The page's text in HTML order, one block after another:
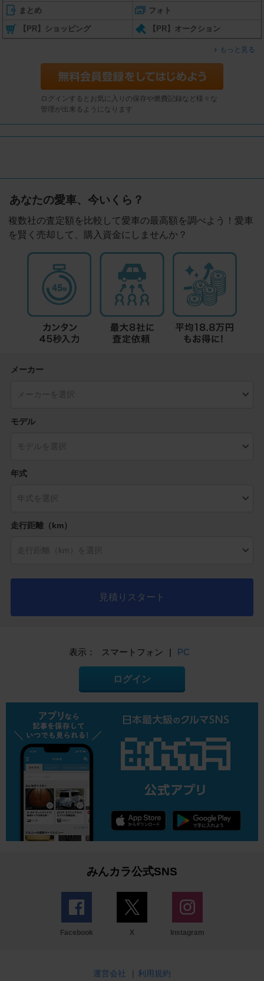
まとめ フォト
【PR】ショッピング 【PR】オークション
もっと見る
ログインするとお気に入りの保存や燃費記録など様々な
管理が出来るようになります
あなたの愛車、今いくら？
複数社の査定額を比較して愛車の最高額を調べよう！愛車
を賢く売却して、購入資金にしませんか？
メーカー
モデル
年式
走行距離（km）
見積りスタート
表示： スマートフォン | PC
ログイン
みんカラ公式SNS
Facebook X Instagram
運営会社 | 利用規約